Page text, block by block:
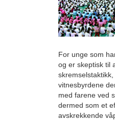
For unge som
og er skeptisk til
vitnesbyrdene
med farene ved
dermed som et
avskrekkende